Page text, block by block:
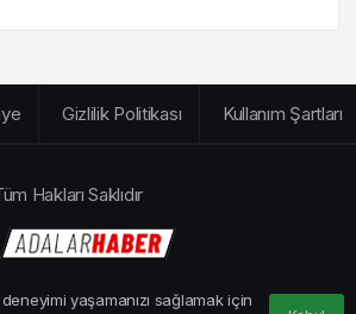
yaşamanızı sağlamak için
Gizlilik Politikası Kullanım Şartları
Hakları Saklıdır